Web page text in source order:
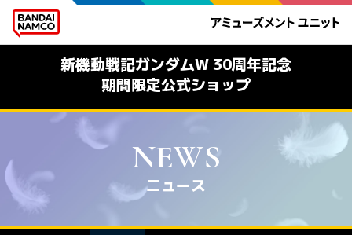
新機動戦記ガンダムW 30周年記念
期間限定公式ショップ
ニュース